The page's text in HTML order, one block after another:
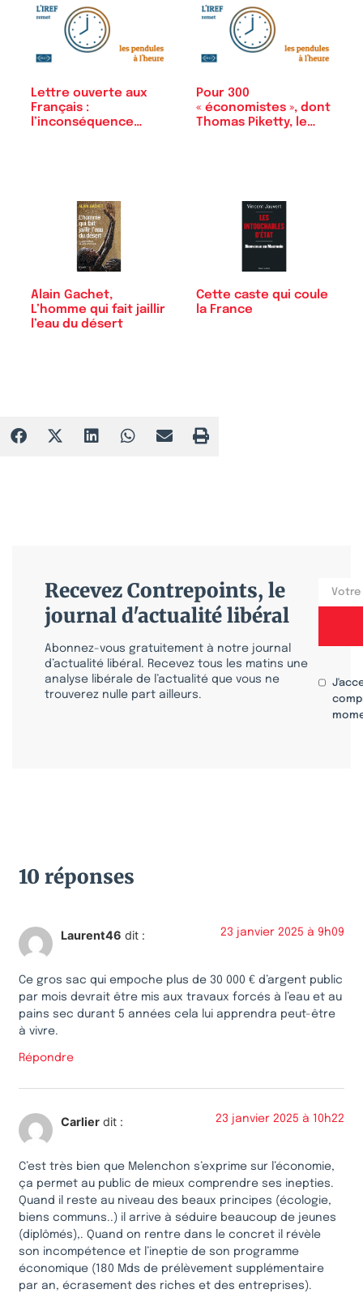
Lettre ouverte aux
Français :
l’inconséquence…
Pour 300
« économistes », dont
Thomas Piketty, le…
Alain Gachet,
L’homme qui fait jaillir
l’eau du désert
Cette caste qui coule
la France
Recevez Contrepoints, le
journal d'actualité libéral
Abonnez-vous gratuitement à notre journal
d’actualité libéral. Recevez tous les matins une
analyse libérale de l’actualité que vous ne
trouverez nulle part ailleurs.
10 réponses
Laurent46 dit : 23 janvier 2025 à 9h09
Ce gros sac qui empoche plus de 30 000 € d’argent public
par mois devrait être mis aux travaux forcés à l’eau et au
pains sec durant 5 années cela lui apprendra peut-être
à vivre.
Répondre
Carlier dit : 23 janvier 2025 à 10h22
C’est très bien que Melenchon s’exprime sur l’économie,
ça permet au public de mieux comprendre ses inepties.
Quand il reste au niveau des beaux principes (écologie,
biens communs..) il arrive à séduire beaucoup de jeunes
(diplômés),. Quand on rentre dans le concret il révèle
son incompétence et l’ineptie de son programme
économique (180 Mds de prélèvement supplémentaire
par an, écrasement des riches et des entreprises).